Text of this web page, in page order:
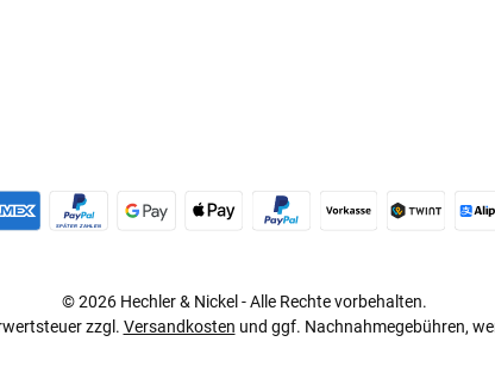
© 2026 Hechler & Nickel - Alle Rechte vorbehalten.
zzgl. Versandkosten und ggf. Nachnahmegebühren,